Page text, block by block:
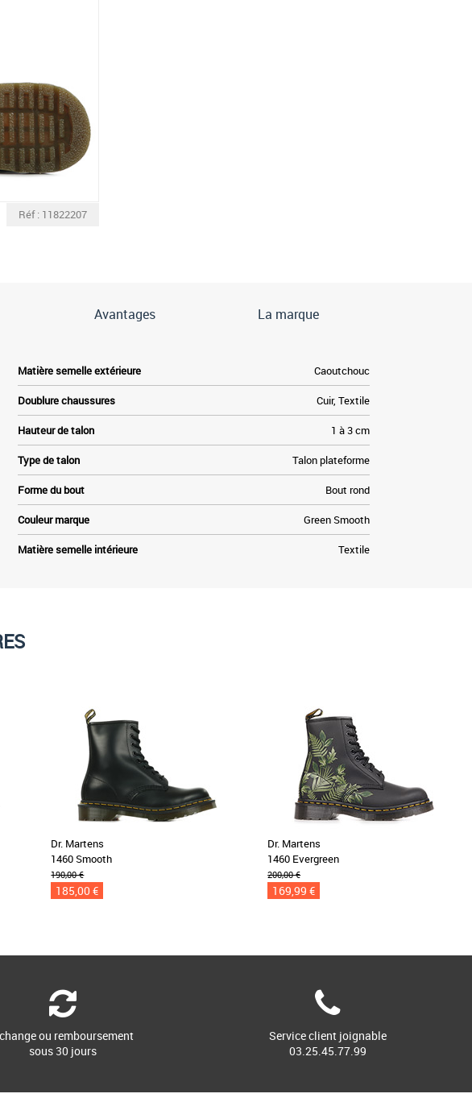
Réf : 11822207
Avantages La marque
Matière semelle extérieure Caoutchouc
Doublure chaussures Cuir, Textile
Hauteur de talon 1 à 3 cm
Type de talon Talon plateforme
Forme du bout Bout rond
Couleur marque Green Smooth
Matière semelle intérieure Textile
Dr. Martens
1460 Smooth
190,00 €
185,00 €
Dr. Martens
1460 Evergreen
200,00 €
169,99 €
ou remboursement
sous 30 jours
Service client joignable
03.25.45.77.99